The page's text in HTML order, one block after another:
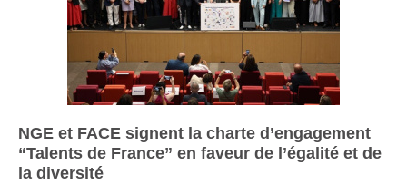
NGE et FACE signent la charte d’engagement
“Talents de France” en faveur de l’égalité et de
la diversité